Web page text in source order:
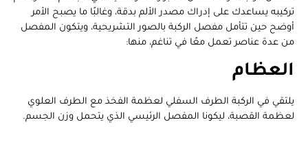
تركيبه يساعدك على إدراك مصدر الألم بدقة، وغالبًا ما يصبح الأمر
أوضح حين تتأمل مفصل الركبة بالصور التشريحية، ويتكون المفصل
من عدة عناصر تعمل معًا في تناغم، منها:
العظام
يلتقي في الركبة الطرف السفلي لعظمة الفخذ مع الطرف العلوي
لعظمة القصبة، ليكونا المفصل الرئيسي الذي يتحمل وزن الجسم.